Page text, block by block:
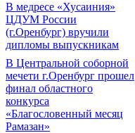
В медресе «Хусаиния»
ЦДУМ России
(г.Оренбург) вручили
дипломы выпускникам
В Центральной соборной
мечети г.Оренбург прошел
финал областного
конкурса
«Благословенный месяц
Рамазан»